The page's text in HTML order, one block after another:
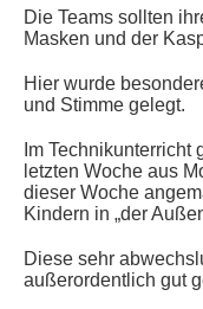
Die Teams sollten
Masken und der
Hier wurde
und Stimme gelegt.
Im
letzten Woche aus
dieser Woche
Kindern in „der
Diese sehr
außerordentlich gut